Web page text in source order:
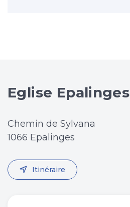
Eglise Epalinges
Chemin de Sylvana
1066 Epalinges
Itinéraire